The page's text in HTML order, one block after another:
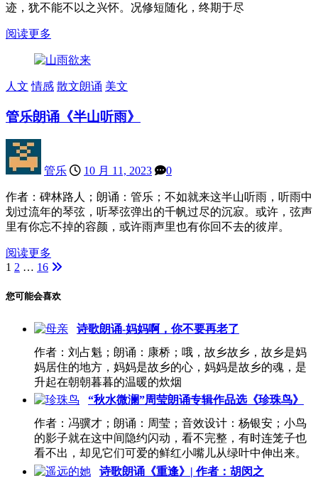
迹，犹不能不以之兴怀。况修短随化，终期于尽
阅读更多
人文 情感 散文朗诵 美文
管乐朗诵《半山听雨》
管乐 10 月 11, 2023 0
作者：碑林路人；朗诵：管乐；不如就来这半山听雨，听雨中
划过流年的琴弦，听琴弦弹出的千帆过尽的沉寂。或许，弦声
里有你忘不掉的容颜，或许雨声里也有你回不去的彼岸。
阅读更多
文
章
1 2 … 16
您可能会喜欢
诗歌朗诵-妈妈啊，你不要再老了
作者：刘占魁；朗诵：康桥；哦，故乡故乡，故乡是妈
妈居住的地方，妈妈是故乡的心，妈妈是故乡的魂，是
升起在朝朝暮暮的温暖的炊烟
“秋水微澜”周莹朗诵专辑作品选《珍珠鸟》
作者：冯骥才；朗诵：周莹；音效设计：杨银安；小鸟
的影子就在这中间隐约闪动，看不完整，有时连笼子也
看不出，却见它们可爱的鲜红小嘴儿从绿叶中伸出来。
诗歌朗诵《重逢》| 作者：胡闵之